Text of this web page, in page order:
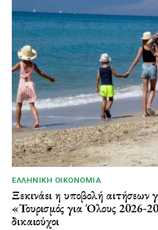
ΕΛΛΗΝΙΚΉ ΟΙΚΟΝΟΜΊΑ
Ξεκινάει η υποβολή αιτήσεων
«Τουρισμός για Όλους 2026-
δικαιούχοι